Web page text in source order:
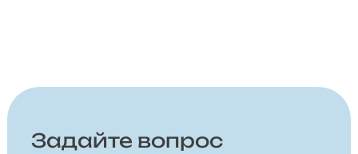
Задайте вопрос